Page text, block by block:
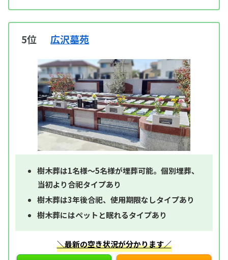
5位 広沢墓苑
樹木葬は1名様～5名様が埋葬可能。個別埋葬、
当初より合祀タイプあり
樹木葬は3年後合祀、使用期限なしタイプあり
樹木葬にはペットと眠れるタイプあり
＼最新の空き状況が分かります／